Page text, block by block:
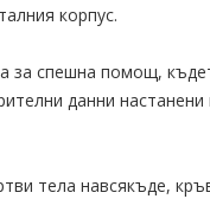
корпус.
за спешна помощ,
данни
тела навсякъде,